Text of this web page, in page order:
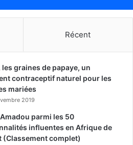
Récent
les graines de papaye, un
contraceptif naturel pour les
mariées
2019
parmi les 50
influentes en Afrique de
(Classement complet)